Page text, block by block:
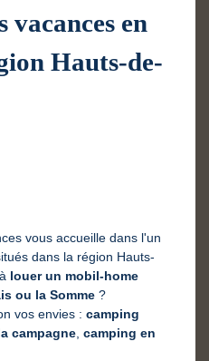
vacances en
Hauts-de-
vous accueille dans l'un
dans la région Hauts-
louer un mobil-home
ou la Somme ?
vos envies : camping
campagne camping en